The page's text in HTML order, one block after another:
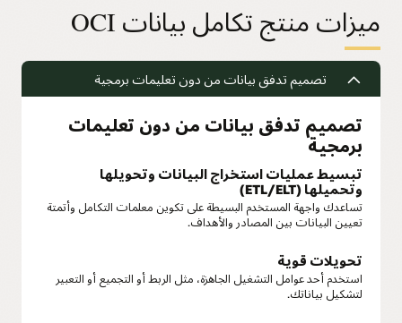
ميزات منتج تكامل بيانات OCI
تصميم تدفق بيانات من دون تعليمات برمجية
تصميم تدفق بيانات من دون تعليمات
برمجية
تبسيط عمليات استخراج البيانات وتحويلها
وتحميلها (ETL/ELT)
تساعدك واجهة المستخدم البسيطة على تكوين معلمات التكامل وأتمتة
تعيين البيانات بين المصادر والأهداف.
تحويلات قوية
استخدم أحد عوامل التشغيل الجاهزة، مثل الربط أو التجميع أو التعبير
لتشكيل بياناتك.